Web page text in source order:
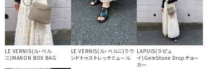
LE VERNIS(ル・ベル
ニ)MANON BOX BAG
LE VERNIS(ル・ベルニ)ラウ
ンドトゥストレッチミュール
LAPUIS(ラピュ
イ)GemStone Dropチョー
カー